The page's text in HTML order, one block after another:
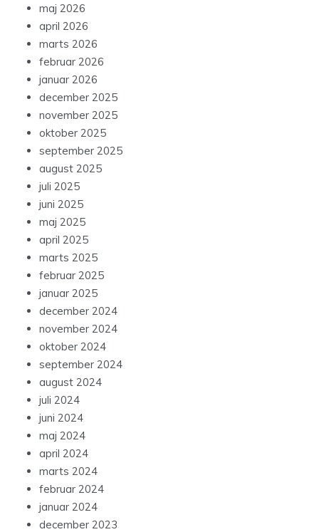
maj 2026
april 2026
marts 2026
februar 2026
januar 2026
december 2025
november 2025
oktober 2025
september 2025
august 2025
juli 2025
juni 2025
maj 2025
april 2025
marts 2025
februar 2025
januar 2025
december 2024
november 2024
oktober 2024
september 2024
august 2024
juli 2024
juni 2024
maj 2024
april 2024
marts 2024
februar 2024
januar 2024
december 2023